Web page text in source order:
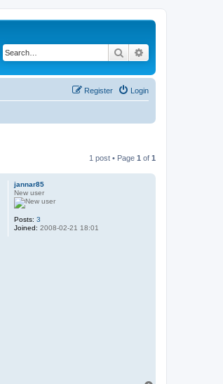
Search
Login
Register
1 post • Page 1 of 1
jannar85
New user
Posts: 3
Joined: 2008-02-21 18:01